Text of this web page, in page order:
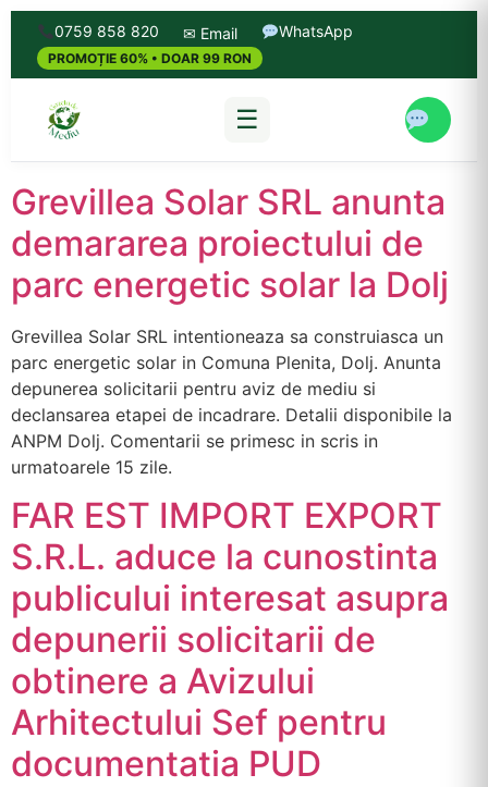
0759 858 820 ✉ Email WhatsApp
PROMOȚIE 60% • DOAR 99 RON
☰
Grevillea Solar SRL anunta
demararea proiectului de
parc energetic solar la Dolj
Grevillea Solar SRL intentioneaza sa construiasca un
parc energetic solar in Comuna Plenita, Dolj. Anunta
depunerea solicitarii pentru aviz de mediu si
declansarea etapei de incadrare. Detalii disponibile la
ANPM Dolj. Comentarii se primesc in scris in
urmatoarele 15 zile.
FAR EST IMPORT EXPORT
S.R.L. aduce la cunostinta
publicului interesat asupra
depunerii solicitarii de
obtinere a Avizului
Arhitectului Sef pentru
documentatia PUD